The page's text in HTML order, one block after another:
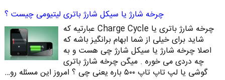
چرخه شارژ یا سیکل شارژ باتری لیتیومی چیست ؟
چرخه شارژ باتری یا Charge Cycle عبارتیه که
شاید برای خیلی از شما ابهام برانگیز باشه که
اصلا چرخه شارژ یا سیکل شارژ چی هست و به
چه دردی می خوره . میگن چرخه شارژ باتری
گوشی یا لپ تاپ تاپ ۵۰۰ باره یعنی چی ؟ امروز این مسئله رو…